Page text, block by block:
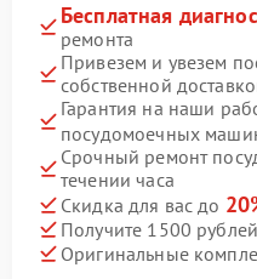
Бесплатная
ремонта
Привезем и увезем
собственной
Гарантия на наши
посудомоечных
Срочный ремонт
течении часа
Скидка для вас до
Получите 1500
Оригинальные